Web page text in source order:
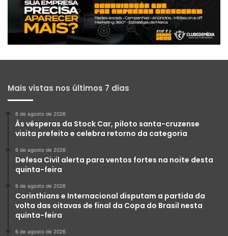
Mais vistas nos últimos 7 dias
6 de agosto de 2026
Às vésperas da Stock Car, piloto santa-cruzense
visita prefeito e celebra retorno da categoria
6 de agosto de 2026
Defesa Civil alerta para ventos fortes na noite desta
quinta-feira
6 de agosto de 2026
Corinthians e Internacional disputam a partida da
volta das oitavas de final da Copa do Brasil nesta
quinta-feira
6 de agosto de 2026